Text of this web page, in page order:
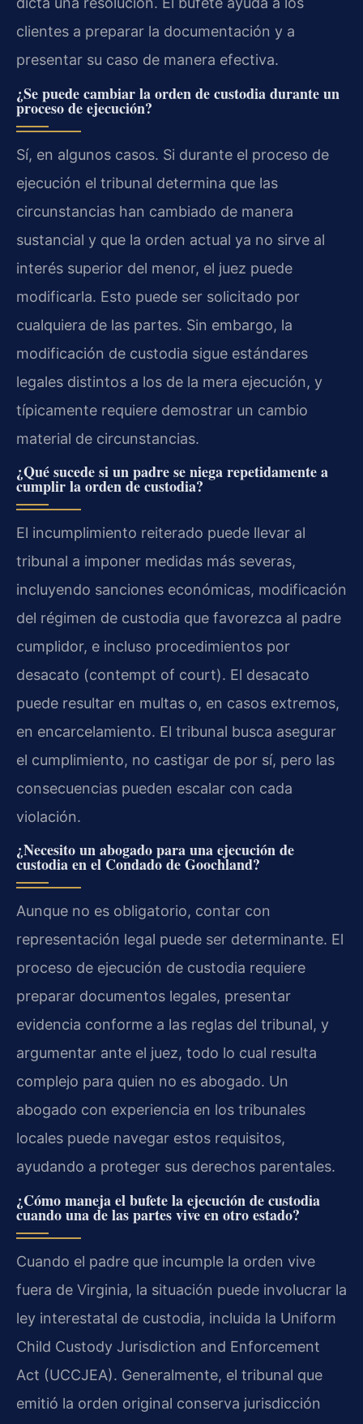
clientes a preparar la documentación y a
presentar su caso de manera efectiva.
¿Se puede cambiar la orden de custodia durante un
proceso de ejecución?
Sí, en algunos casos. Si durante el proceso de
ejecución el tribunal determina que las
circunstancias han cambiado de manera
sustancial y que la orden actual ya no sirve al
interés superior del menor, el juez puede
modificarla. Esto puede ser solicitado por
cualquiera de las partes. Sin embargo, la
modificación de custodia sigue estándares
legales distintos a los de la mera ejecución, y
típicamente requiere demostrar un cambio
material de circunstancias.
¿Qué sucede si un padre se niega repetidamente a
cumplir la orden de custodia?
El incumplimiento reiterado puede llevar al
tribunal a imponer medidas más severas,
incluyendo sanciones económicas, modificación
del régimen de custodia que favorezca al padre
cumplidor, e incluso procedimientos por
desacato (contempt of court). El desacato
puede resultar en multas o, en casos extremos,
en encarcelamiento. El tribunal busca asegurar
el cumplimiento, no castigar de por sí, pero las
consecuencias pueden escalar con cada
violación.
¿Necesito un abogado para una ejecución de
custodia en el Condado de Goochland?
Aunque no es obligatorio, contar con
representación legal puede ser determinante. El
proceso de ejecución de custodia requiere
preparar documentos legales, presentar
evidencia conforme a las reglas del tribunal, y
argumentar ante el juez, todo lo cual resulta
complejo para quien no es abogado. Un
abogado con experiencia en los tribunales
locales puede navegar estos requisitos,
ayudando a proteger sus derechos parentales.
¿Cómo maneja el bufete la ejecución de custodia
cuando una de las partes vive en otro estado?
Cuando el padre que incumple la orden vive
fuera de Virginia, la situación puede involucrar la
ley interestatal de custodia, incluida la Uniform
Child Custody Jurisdiction and Enforcement
Act (UCCJEA). Generalmente, el tribunal que
emitió la orden original conserva jurisdicción